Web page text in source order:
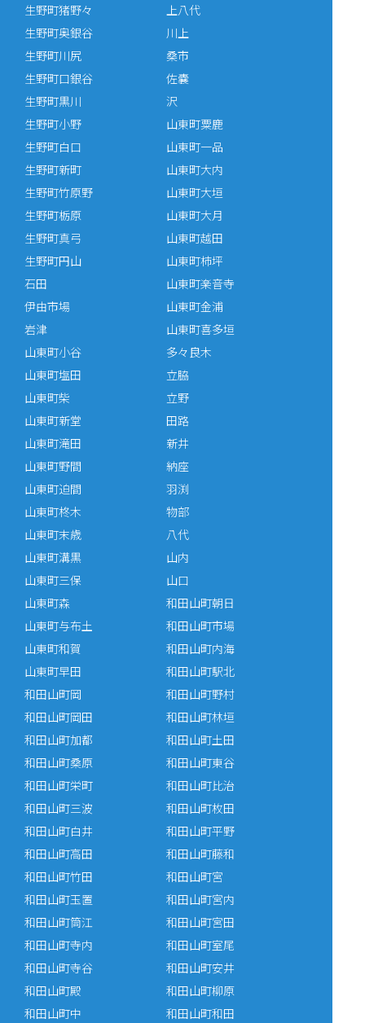
生野町猪野々
生野町奥銀谷
生野町川尻
生野町口銀谷
生野町黒川
生野町小野
生野町白口
生野町新町
生野町竹原野
生野町栃原
生野町真弓
生野町円山
石田
伊由市場
岩津
上八代
川上
桑市
佐嚢
沢
山東町粟鹿
山東町一品
山東町大内
山東町大垣
山東町大月
山東町越田
山東町柿坪
山東町楽音寺
山東町金浦
山東町喜多垣
山東町小谷
山東町塩田
山東町柴
山東町新堂
山東町滝田
山東町野間
山東町迫間
山東町柊木
山東町末歳
山東町溝黒
山東町三保
山東町森
山東町与布土
山東町和賀
山東町早田
多々良木
立脇
立野
田路
新井
納座
羽渕
物部
八代
山内
山口
和田山町朝日
和田山町市場
和田山町内海
和田山町駅北
和田山町岡
和田山町岡田
和田山町加都
和田山町桑原
和田山町栄町
和田山町三波
和田山町白井
和田山町高田
和田山町竹田
和田山町玉置
和田山町筒江
和田山町寺内
和田山町寺谷
和田山町殿
和田山町中
和田山町野村
和田山町林垣
和田山町土田
和田山町東谷
和田山町比治
和田山町枚田
和田山町平野
和田山町藤和
和田山町宮
和田山町宮内
和田山町宮田
和田山町室尾
和田山町安井
和田山町柳原
和田山町和田